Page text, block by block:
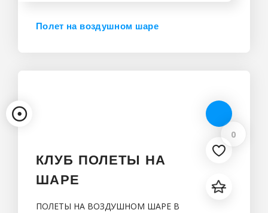
Полет на воздушном шаре
0
КЛУБ ПОЛЕТЫ НА
ШАРЕ
ПОЛЕТЫ НА ВОЗДУШНОМ ШАРЕ В